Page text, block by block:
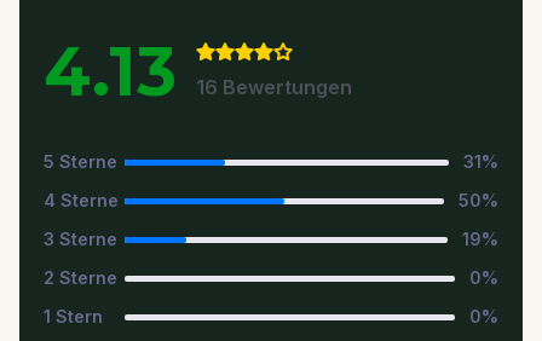
4.13 16 Bewertungen
5 Sterne 31%
4 Sterne 50%
3 Sterne 19%
2 Sterne 0%
1 Stern 0%